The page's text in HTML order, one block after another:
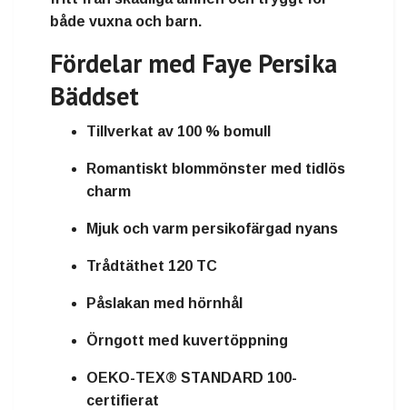
både vuxna och barn.
Fördelar med Faye Persika
Bäddset
Tillverkat av 100 % bomull
Romantiskt blommönster med tidlös
charm
Mjuk och varm persikofärgad nyans
Trådtäthet 120 TC
Påslakan med hörnhål
Örngott med kuvertöppning
OEKO-TEX® STANDARD 100-
certifierat